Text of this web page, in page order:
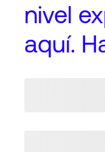
nivel
aquí.